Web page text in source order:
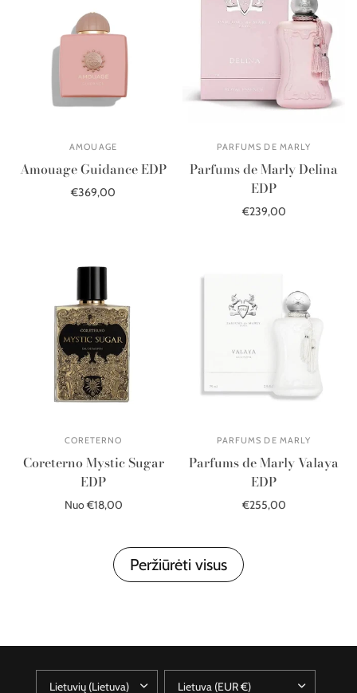
AMOUAGE
Amouage Guidance EDP
€369,00
PARFUMS DE MARLY
Parfums de Marly Delina
EDP
€239,00
CORETERNO
Coreterno Mystic Sugar
EDP
Nuo €18,00
PARFUMS DE MARLY
Parfums de Marly Valaya
EDP
€255,00
Peržiūrėti visus